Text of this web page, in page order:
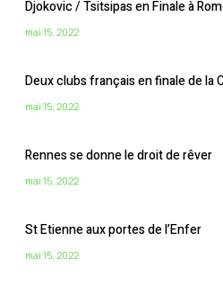
Djokovic / Tsitsipas en Finale à
mai 15, 2022
Deux clubs français en finale de la
mai 15, 2022
Rennes se donne le droit de rêver
mai 15, 2022
St Etienne aux portes de l’Enfer
mai 15, 2022